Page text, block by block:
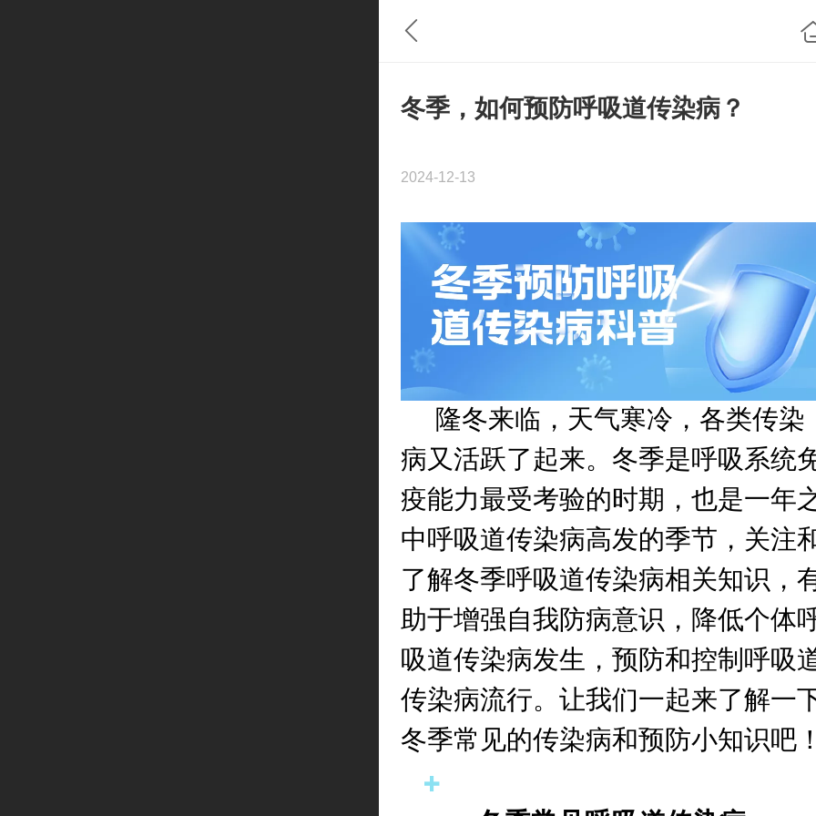
冬季，如何预防呼吸道传染病？
2024-12-13
隆冬来临，天气寒冷，各类传染
病又活跃了起来。冬季是呼吸系统
疫能力最受考验的时期，也是一年
中呼吸道传染病高发的季节，关注
了解冬季呼吸道传染病相关知识，
助于增强自我防病意识，降低个体
吸道传染病发生，预防和控制呼吸
传染病流行。让我们一起来了解一
冬季常见的传染病和预防小知识吧！